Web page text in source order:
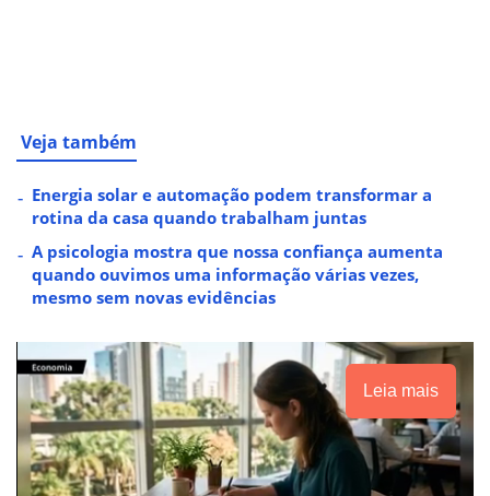
Veja também
Energia solar e automação podem transformar a
rotina da casa quando trabalham juntas
A psicologia mostra que nossa confiança aumenta
quando ouvimos uma informação várias vezes,
mesmo sem novas evidências
Leia mais